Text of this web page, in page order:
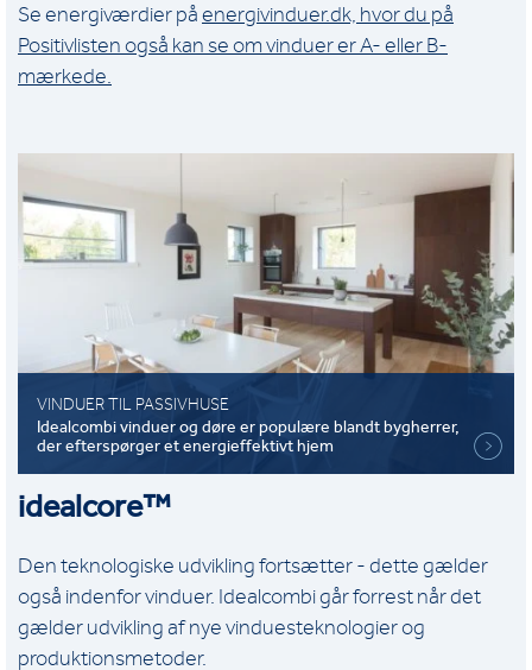
Se energiværdier på energivinduer.dk, hvor du på
Positivlisten også kan se om vinduer er A- eller B-
mærkede.
VINDUER TIL PASSIVHUSE
Idealcombi vinduer og døre er populære blandt bygherrer,
der efterspørger et energieffektivt hjem
idealcore™
Den teknologiske udvikling fortsætter - dette gælder
også indenfor vinduer. Idealcombi går forrest når det
gælder udvikling af nye vinduesteknologier og
produktionsmetoder.